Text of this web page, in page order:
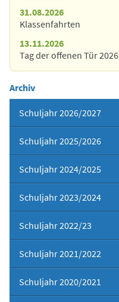
31.08.2026
Klassenfahrten
13.11.2026
Tag der offenen Tür 2026
Archiv
Schuljahr 2026/2027
Schuljahr 2025/2026
Schuljahr 2024/2025
Schuljahr 2023/2024
Schuljahr 2022/23
Schuljahr 2021/2022
Schuljahr 2020/2021